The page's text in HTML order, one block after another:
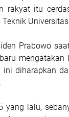
rakyat itu
Prabowo
ini diharapkan
yang lalu,